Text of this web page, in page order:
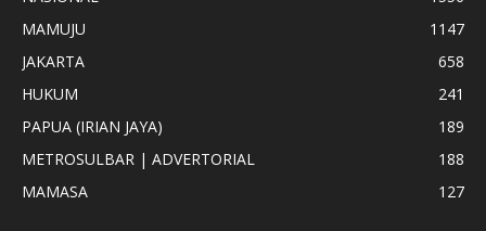
MAMUJU
1147
JAKARTA
658
HUKUM
241
PAPUA (IRIAN JAYA)
189
METROSULBAR | ADVERTORIAL
188
MAMASA
127